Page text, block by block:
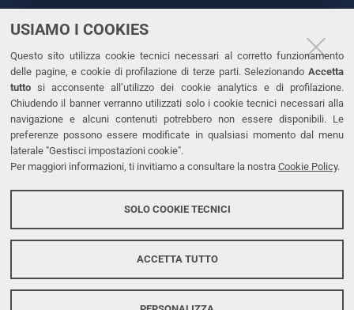
USIAMO I COOKIES
Questo sito utilizza cookie tecnici necessari al corretto funzionamento
delle pagine, e cookie di profilazione di terze parti. Selezionando Accetta
tutto si acconsente all’utilizzo dei cookie analytics e di profilazione.
Chiudendo il banner verranno utilizzati solo i cookie tecnici necessari alla
navigazione e alcuni contenuti potrebbero non essere disponibili. Le
preferenze possono essere modificate in qualsiasi momento dal menu
laterale "Gestisci impostazioni cookie".
Per maggiori informazioni, ti invitiamo a consultare la nostra Cookie Policy.
SOLO COOKIE TECNICI
ACCETTA TUTTO
CONTATTI
Tel. +39 0532 293111
Fax. +39 0532 293031
PEC
LINKS
Dichiarazione di accessibilità
Protezione dati personali